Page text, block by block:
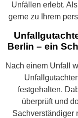
Unfällen erlebt.
gerne zu Ihrem
Berlin – ein
Nach einem Unfall
festgehalten.
überprüft und
Sachverständiger